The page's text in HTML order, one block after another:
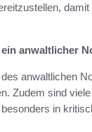
anwaltlicher
anwaltlichen
Zudem sind
in